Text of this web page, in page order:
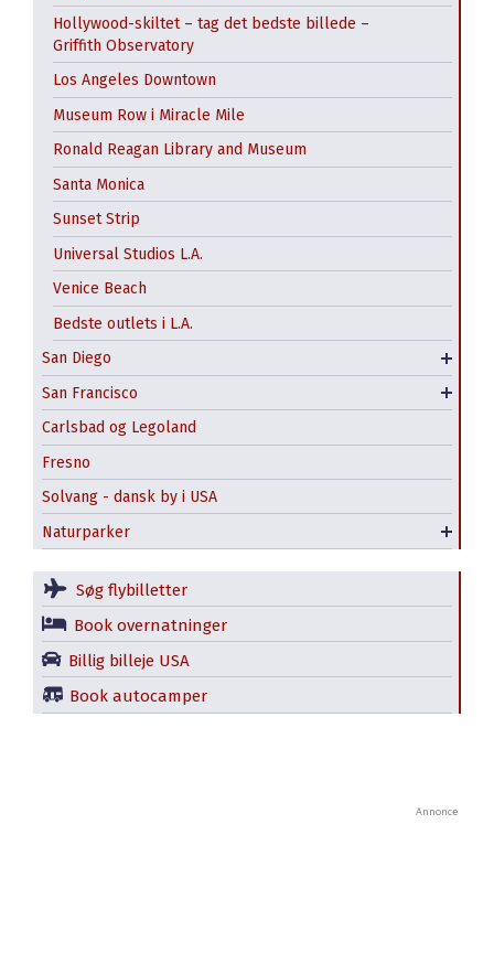
Hollywood-skiltet – tag det bedste billede –
Griffith Observatory
Los Angeles Downtown
Museum Row i Miracle Mile
Ronald Reagan Library and Museum
Santa Monica
Sunset Strip
Universal Studios L.A.
Venice Beach
Bedste outlets i L.A.
San Diego
Balboa Park
Gaslamp District
Liberty Public Market
Old Town
San Diego Zoo
Seaport Village
SeaWorld i San Diego
USS Midway
San Francisco
CityPASS San Francisco
Alcatraz – fængselsø
Chinatown
Fisherman’s Wharf, Pier 39 og San Francisco
Maritime
Golden Gate Bridge
Kabelsporvogn
Offentlig transport i SF
Carlsbad og Legoland
Fresno
Solvang - dansk by i USA
Naturparker
Yosemite National Park – hvad skal man se?
Redwood National State Parks
Søg flybilletter
Book overnatninger
Billig billeje USA
Book autocamper
Annonce